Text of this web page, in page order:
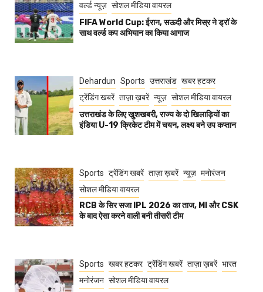
वर्ल्ड न्यूज़ सोशल मीडिया वायरल
FIFA World Cup: ईरान, सऊदी और मिस्र ने ड्रॉ के
साथ वर्ल्ड कप अभियान का किया आगाज
Dehardun Sports उत्तराखंड खबर हटकर
ट्रेंडिंग खबरें ताज़ा ख़बरें न्यूज़ सोशल मीडिया वायरल
उत्तराखंड के लिए खुशखबरी, राज्य के दो खिलाड़ियों का
इंडिया U-19 क्रिकेट टीम में चयन, लक्ष्य बने उप कप्तान
Sports ट्रेंडिंग खबरें ताज़ा ख़बरें न्यूज़ मनोरंजन
सोशल मीडिया वायरल
RCB के सिर सजा IPL 2026 का ताज, MI और CSK
के बाद ऐसा करने वाली बनी तीसरी टीम
Sports खबर हटकर ट्रेंडिंग खबरें ताज़ा ख़बरें भारत
मनोरंजन सोशल मीडिया वायरल